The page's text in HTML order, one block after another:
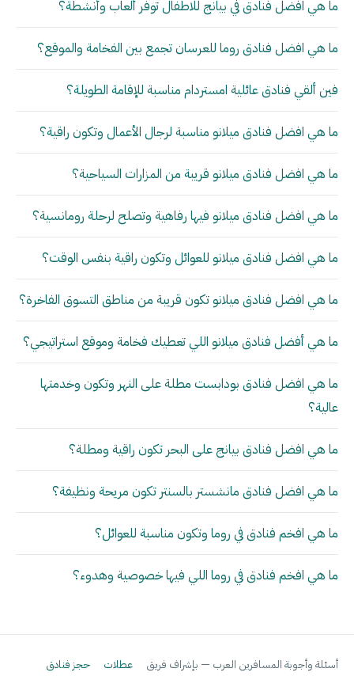
ما هي افضل فنادق في بيانج للاطفال توفر ألعاب وأنشطة؟
ما هي افضل فنادق روما للعرسان تجمع بين الفخامة والموقع؟
فين ألقي فنادق عائلية امستردام مناسبة للإقامة الطويلة؟
ما هي افضل فنادق ميلانو مناسبة لرجال الأعمال وتكون راقية؟
ما هي افضل فنادق ميلانو قريبة من المزارات السياحية؟
ما هي افضل فنادق ميلانو فيها رفاهية وتصلح لرحلة رومانسية؟
ما هي افضل فنادق ميلانو للعوائل وتكون راقية بنفس الوقت؟
ما هي افضل فنادق ميلانو تكون قريبة من مناطق التسوق الفاخرة؟
ما هي أفضل فنادق ميلانو اللي تعطيك فخامة وموقع استراتيجي؟
ما هي افضل فنادق بودابست مطلة على النهر وتكون وخدمتها
عالية؟
ما هي افضل فنادق بيانج على البحر تكون راقية ومطلة؟
ما هي افضل فنادق مانشستر بالسنتر تكون مريحة ونظيفة؟
ما هي افخم فنادق في روما وتكون مناسبة للعوائل؟
ما هي افخم فنادق في روما اللي فيها خصوصية وهدوء؟
أسئلة وأجوبة المسافرين العرب — بإشراف فريق عطلات حجز فنادق